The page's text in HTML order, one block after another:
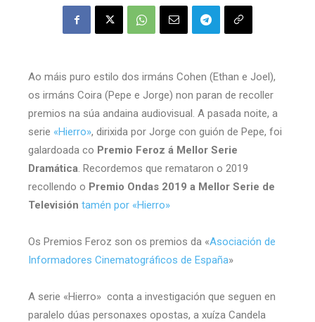
Ao máis puro estilo dos irmáns Cohen (Ethan e Joel),
os irmáns Coira (Pepe e Jorge) non paran de recoller
premios na súa andaina audiovisual. A pasada noite, a
serie «Hierro», dirixida por Jorge con guión de Pepe, foi
galardoada co Premio Feroz á Mellor Serie
Dramática. Recordemos que remataron o 2019
recollendo o Premio Ondas 2019 a Mellor Serie de
Televisión tamén por «Hierro»
Os Premios Feroz son os premios da «Asociación de
Informadores Cinematográficos de España»
A serie «Hierro» conta a investigación que seguen en
paralelo dúas personaxes opostas, a xuíza Candela